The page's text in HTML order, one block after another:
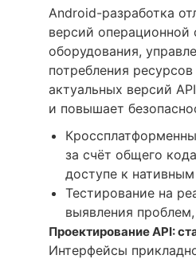
Android-разработка
версий операционной
оборудования,
потребления
актуальных версий
и повышает
за счёт общего
доступе к
Тестирование на
выявления
Проектирование API:
Интерфейсы